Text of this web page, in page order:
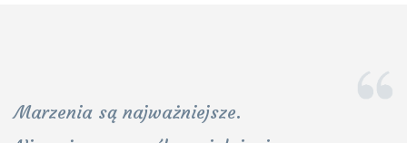
Marzenia są najważniejsze.